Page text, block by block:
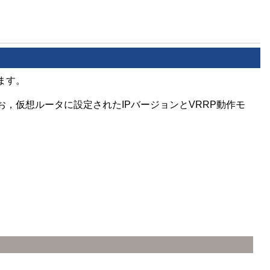
。
仮想ルータに設定されたIPバージョンとVRRP動作モ